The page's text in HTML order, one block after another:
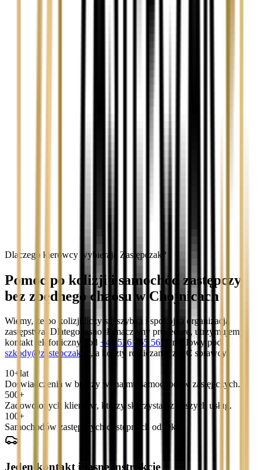
Dlaczego kierowcy wybierają Zastępczak?
Pomoc po kolizji i samochód zastępczy
bez zbędnego chaosu w Chojnicach
Wiemy, że po kolizji liczy się szybka i spokojna organizacja
zastępstwa. Dlatego jasno tłumaczymy procedurę, utrzymujemy
kontakt telefoniczny pod +48 536 565 565
i mailowy pod
szkody@zastepczak.pl , a koszty rozliczamy z OC sprawcy.
10+ lat
Doświadczenia w branży wynajmu samochodów zastępczych.
500+
Zadowolonych klientów, którzy skorzystali z naszych usług.
100+
Samochodów zastępczych dostępnych od ręki.
Jeden kontakt i jasne instrukcje